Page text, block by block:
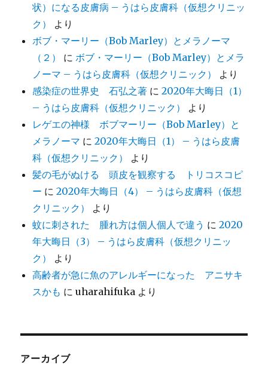
状）になる皮膚病 – うはら皮膚科（仮想クリニッ
ク）
より
ボブ・マーリー（Bob Marley）とメラノーマ
（２）
に ボブ・マーリー（Bob Marley）とメラ
ノーマ – うはら皮膚科（仮想クリニック）
より
感染症の世界史 石弘之著 に2020年大晦日（1）
– うはら皮膚科（仮想クリニック）
より
レゲエの神様 ボブマーリー（Bob Marley）と
メラノーマ に2020年大晦日（1） – うはら皮膚
科（仮想クリニック）
より
髪の毛がぬける 頭皮を観察する トリコスコピ
ー に2020年大晦日（4） – うはら皮膚科（仮想
クリニック）
より
蚊に刺された 腫れ方は個人個人で違う に2020
年大晦日（3） – うはら皮膚科（仮想クリニッ
ク）
より
高齢者が急に魚のアレルギーになった アニサキ
スかも にuharahifuka より
アーカイブ